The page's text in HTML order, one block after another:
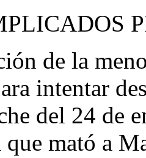
de la
intentar
del 24 de
que mató a